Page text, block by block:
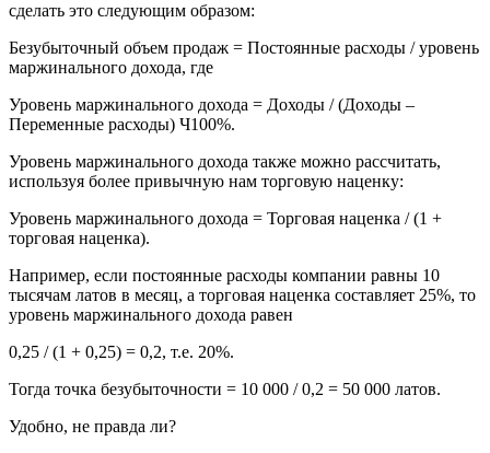
сделать это следующим образом:
Безубыточный объем продаж = Постоянные расходы / уровень
маржинального дохода, где
Уровень маржинального дохода = Доходы / (Доходы –
Переменные расходы) Ч100%.
Уровень маржинального дохода также можно рассчитать,
используя более привычную нам торговую наценку:
Уровень маржинального дохода = Торговая наценка / (1 +
торговая наценка).
Например, если постоянные расходы компании равны 10
тысячам латов в месяц, а торговая наценка составляет 25%, то
уровень маржинального дохода равен
0,25 / (1 + 0,25) = 0,2, т.е. 20%.
Тогда точка безубыточности = 10 000 / 0,2 = 50 000 латов.
Удобно, не правда ли?